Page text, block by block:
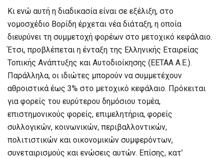
Κι ενώ αυτή η διαδικασία είναι σε εξέλιξη, στο
νομοσχέδιο Βορίδη έρχεται νέα διάταξη, η οποία
διευρύνει τη συμμετοχή φορέων στο μετοχικό κεφάλαιο.
Έτσι, προβλέπεται η ένταξη της Ελληνικής Εταιρείας
Τοπικής Ανάπτυξης και Αυτοδιοίκησης (ΕΕΤΑΑ Α.Ε.).
Παράλληλα, οι ιδιώτες μπορούν να συμμετέχουν
αθροιστικά έως 3% στο μετοχικό κεφάλαιο. Πρόκειται
για φορείς του ευρύτερου δημόσιου τομέα,
επιστημονικούς φορείς, επιμελητήρια, φορείς
συλλογικών, κοινωνικών, περιβαλλοντικών,
πολιτιστικών και οικονομικών συμφερόντων,
συνεταιρισμούς και ενώσεις αυτών. Επίσης, κατ’